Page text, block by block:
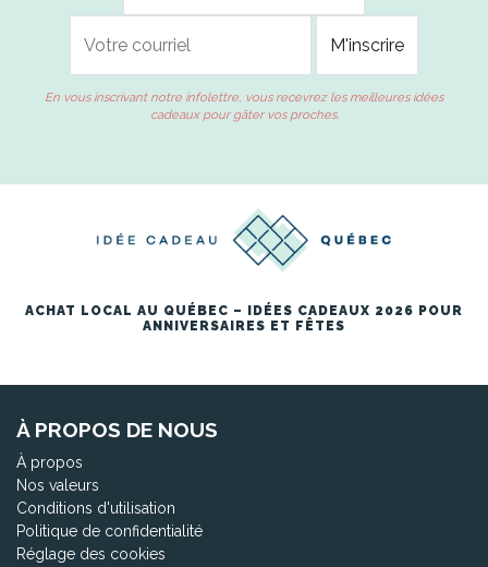
En vous inscrivant notre infolettre, vous recevrez les meilleures idées
cadeaux pour gâter vos proches.
ACHAT LOCAL AU QUÉBEC – IDÉES CADEAUX 2026 POUR
ANNIVERSAIRES ET FÊTES
À PROPOS DE NOUS
À propos
Nos valeurs
Conditions d'utilisation
Politique de confidentialité
Réglage des cookies